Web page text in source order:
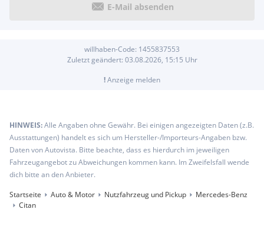
E-Mail absenden
willhaben-Code: 1455837553
Zuletzt geändert: 03.08.2026, 15:15 Uhr
!Anzeige melden
HINWEIS:Alle Angaben ohne Gewähr. Bei einigen angezeigten Daten (z.B.
Ausstattungen) handelt es sich um Hersteller-/Importeurs-Angaben bzw.
Daten von Autovista. Bitte beachte, dass es hierdurch im jeweiligen
Fahrzeugangebot zu Abweichungen kommen kann. Im Zweifelsfall wende
dich bitte an den Anbieter.
Startseite
Auto & Motor Nutzfahrzeug und Pickup
Mercedes-Benz
Citan